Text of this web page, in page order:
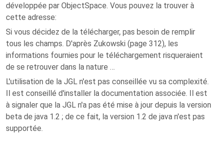
développée par ObjectSpace. Vous pouvez la trouver à
cette adresse:
Si vous décidez de la télécharger, pas besoin de remplir
tous les champs. D'après Zukowski (page 312), les
informations fournies pour le téléchargement risqueraient
de se retrouver dans la nature …
L'utilisation de la JGL n'est pas conseillée vu sa complexité.
Il est conseillé d'installer la documentation associée. Il est
à signaler que la JGL n'a pas été mise à jour depuis la version
beta de java 1.2 ; de ce fait, la version 1.2 de java n'est pas
supportée.